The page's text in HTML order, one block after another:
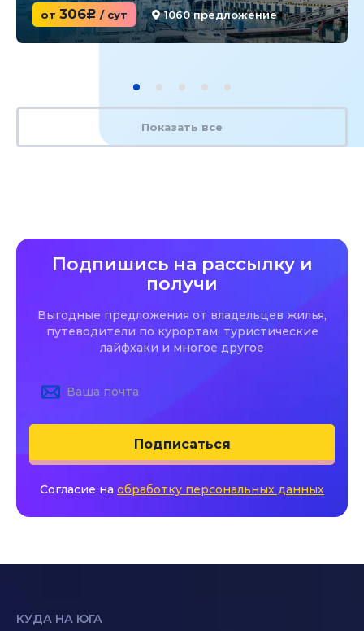
от 306c / сут 1060 предложение
Показать все
Подпишись на рассылку и
получи
Выгодные предложения от владельцев жилья,
путеводители по курортам, туристические
лайфхаки и многое другое
Подписаться
Согласие на обработку персональных данных
КУДА НА ЮГА